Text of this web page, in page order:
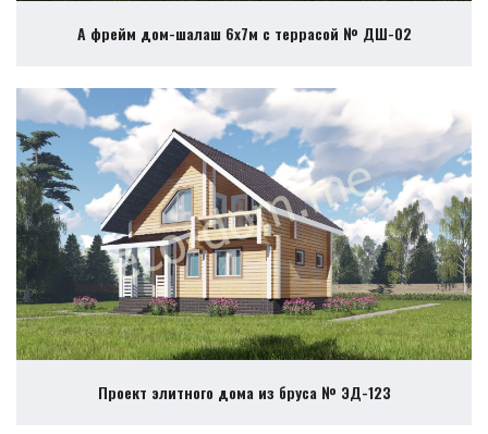
А фрейм дом-шалаш 6х7м с террасой № ДШ-02
Проект элитного дома из бруса № ЭД-123